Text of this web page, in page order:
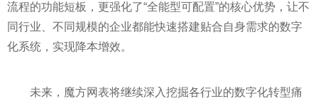
流程的功能短板，更强化了“全能型可配置”的核心优势，让不
同行业、不同规模的企业都能快速搭建贴合自身需求的数字
化系统，实现降本增效。
未来，魔方网表将继续深入挖掘各行业的数字化转型痛